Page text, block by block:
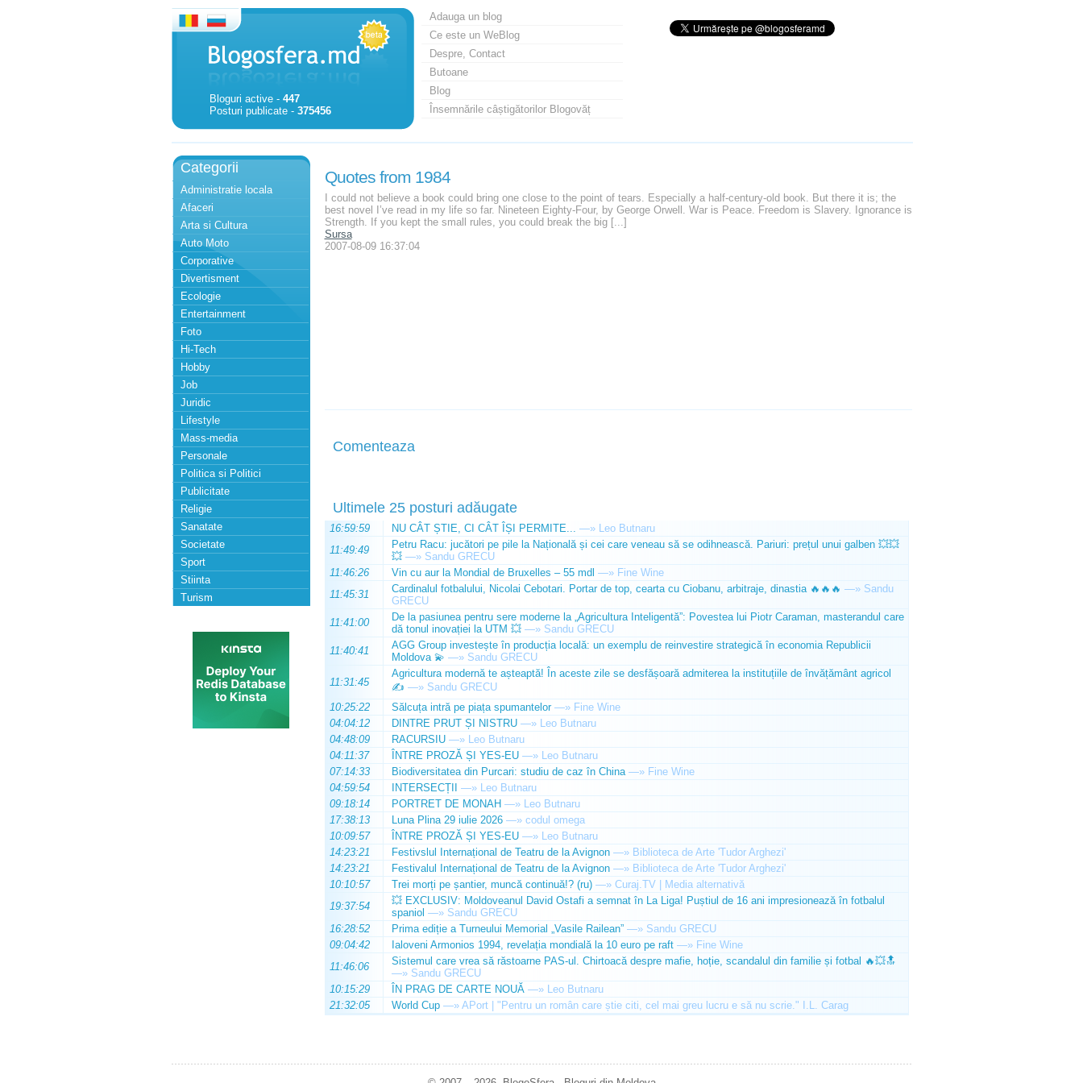
Bloguri active - 447
Posturi publicate - 375456
Adauga un blog
Ce este un WeBlog
Despre, Contact
Butoane
Blog
Însemnările câștigătorilor Blogovăț
Categorii
Administratie locala
Afaceri
Arta si Cultura
Auto Moto
Corporative
Divertisment
Ecologie
Entertainment
Foto
Hi-Tech
Hobby
Job
Juridic
Lifestyle
Mass-media
Personale
Politica si Politici
Publicitate
Religie
Sanatate
Societate
Sport
Stiinta
Turism
Quotes from 1984
I could not believe a book could bring one close to the point of tears. Especially a half-century-old book. But there it is; the
best novel I’ve read in my life so far. Nineteen Eighty-Four, by George Orwell. War is Peace. Freedom is Slavery. Ignorance is
Strength. If you kept the small rules, you could break the big [...]
Sursa
2007-08-09 16:37:04
Comenteaza
Ultimele 25 posturi adăugate
16:59:59 NU CÂT ȘTIE, CI CÂT ÎȘI PERMITE... —» Leo Butnaru
11:49:49
Petru Racu: jucători pe pile la Națională și cei care veneau să se odihnească. Pariuri: prețul unui galben 💥💥
💥 —» Sandu GRECU
11:46:26
Vin cu aur la Mondial de Bruxelles – 55 mdl —» Fine Wine
11:45:31
Cardinalul fotbalului, Nicolai Cebotari. Portar de top, cearta cu Ciobanu, arbitraje, dinastia 🔥🔥🔥 —» Sandu
GRECU
11:41:00
De la pasiunea pentru sere moderne la „Agricultura Inteligentă”: Povestea lui Piotr Caraman, masterandul care
dă tonul inovației la UTM 💥 —» Sandu GRECU
11:40:41
AGG Group investește în producția locală: un exemplu de reinvestire strategică în economia Republicii
Moldova 💫 —» Sandu GRECU
11:31:45
Agricultura modernă te așteaptă! În aceste zile se desfășoară admiterea la instituțiile de învățământ agricol
✍️ —» Sandu GRECU
10:25:22
Sălcuța intră pe piața spumantelor —» Fine Wine
04:04:12
DINTRE PRUT ȘI NISTRU —» Leo Butnaru
04:48:09
RACURSIU —» Leo Butnaru
04:11:37
ÎNTRE PROZĂ ȘI YES-EU —» Leo Butnaru
07:14:33
Biodiversitatea din Purcari: studiu de caz în China —» Fine Wine
04:59:54
INTERSECȚII —» Leo Butnaru
09:18:14
PORTRET DE MONAH —» Leo Butnaru
17:38:13
Luna Plina 29 iulie 2026 —» codul omega
10:09:57
ÎNTRE PROZĂ ȘI YES-EU —» Leo Butnaru
14:23:21
Festivslul Internațional de Teatru de la Avignon —» Biblioteca de Arte 'Tudor Arghezi'
14:23:21
Festivalul Internațional de Teatru de la Avignon —» Biblioteca de Arte 'Tudor Arghezi'
10:10:57
Trei morți pe șantier, muncă continuă!? (ru) —» Curaj.TV | Media alternativă
19:37:54
💥 EXCLUSIV: Moldoveanul David Ostafi a semnat în La Liga! Puștiul de 16 ani impresionează în fotbalul
spaniol —» Sandu GRECU
16:28:52
Prima ediție a Turneului Memorial „Vasile Railean” —» Sandu GRECU
09:04:42
Ialoveni Armonios 1994, revelația mondială la 10 euro pe raft —» Fine Wine
11:46:06
Sistemul care vrea să răstoarne PAS-ul. Chirtoacă despre mafie, hoție, scandalul din familie și fotbal 🔥💥🔝
—» Sandu GRECU
10:15:29
ÎN PRAG DE CARTE NOUĂ —» Leo Butnaru
21:32:05
World Cup —» APort | "Pentru un român care știe citi, cel mai greu lucru e să nu scrie." I.L. Carag